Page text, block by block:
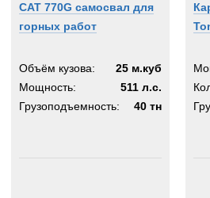
CAT 770G самосвал для
горных работ
Объём кузова:
25 м.куб
Мощность:
511 л.с.
Грузоподъемность:
40 тн